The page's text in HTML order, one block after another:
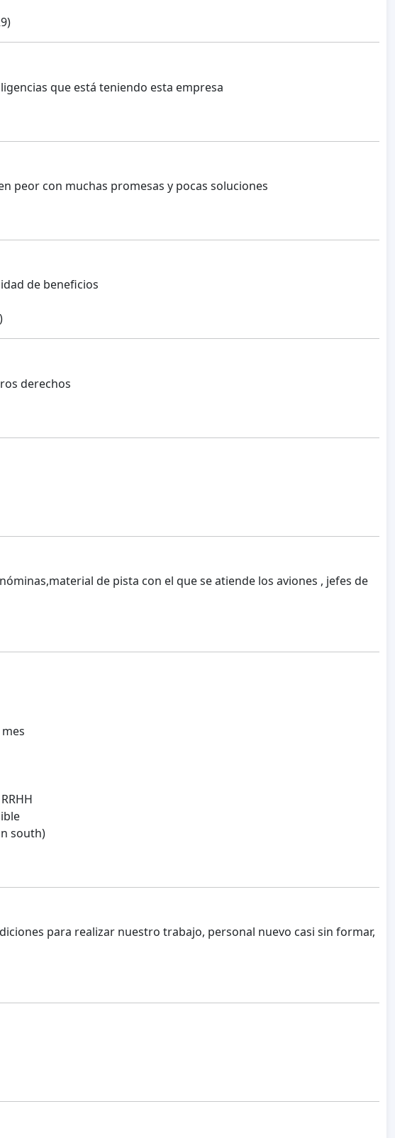
que está teniendo esta empresa
peor con muchas promesas y pocas soluciones
de beneficios
derechos
de pista con el que se atiende los aviones , jefes de
south)
para realizar nuestro trabajo, personal nuevo casi sin formar,